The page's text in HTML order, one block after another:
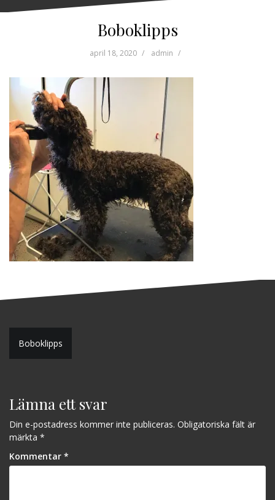
Boboklipps
april 18, 2020 admin
Inläggsnavigering
Boboklipps
Lämna ett svar
Din e-postadress kommer inte publiceras. Obligatoriska fält är
märkta *
Kommentar *